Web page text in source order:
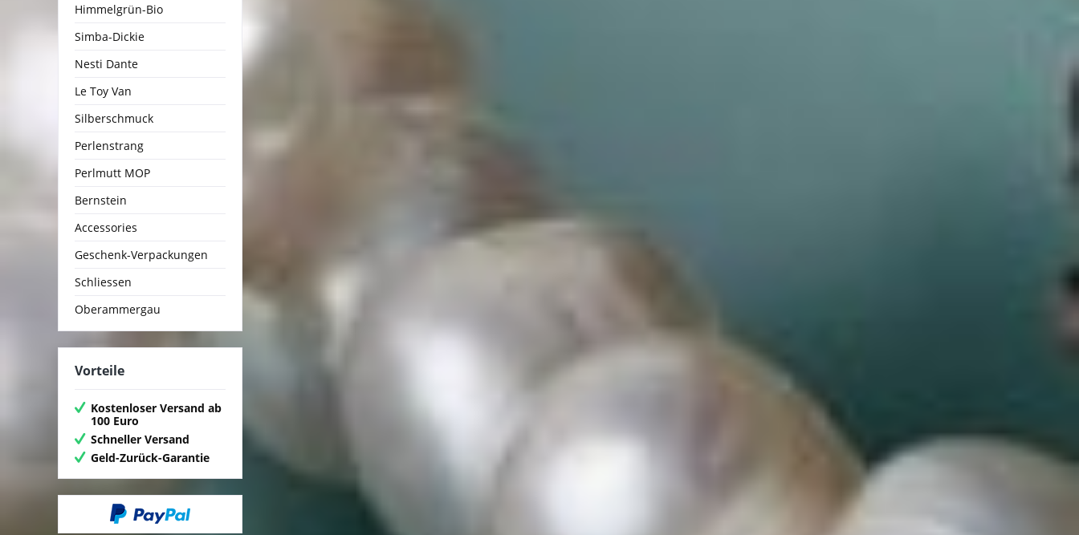
Himmelgrün-Bio
Simba-Dickie
Nesti Dante
Le Toy Van
Silberschmuck
Perlenstrang
Perlmutt MOP
Bernstein
Accessories
Geschenk-Verpackungen
Schliessen
Oberammergau
Vorteile
Kostenloser Versand ab
100 Euro
Schneller Versand
Geld-Zurück-Garantie